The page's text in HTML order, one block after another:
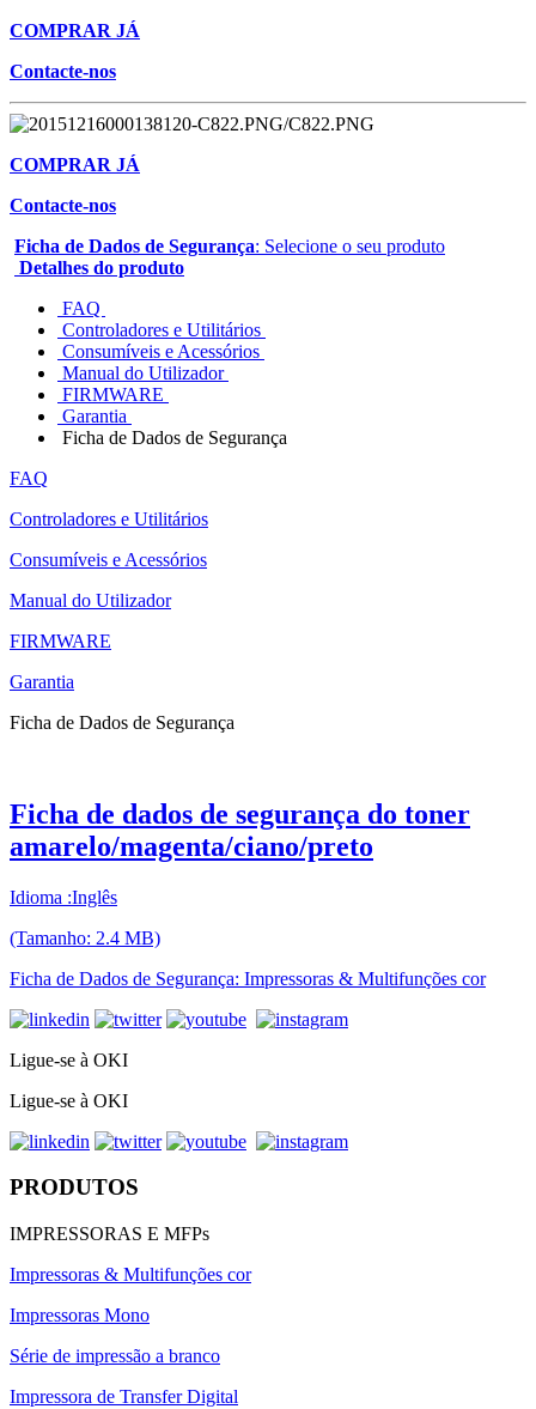
COMPRAR JÁ
Contacte-nos
COMPRAR JÁ
Contacte-nos
Ficha de Dados de Segurança: Selecione o seu produto
Detalhes do produto
FAQ
Controladores e Utilitários
Consumíveis e Acessórios
Manual do Utilizador
FIRMWARE
Garantia
Ficha de Dados de Segurança
FAQ
Controladores e Utilitários
Consumíveis e Acessórios
Manual do Utilizador
FIRMWARE
Garantia
Ficha de Dados de Segurança
Ficha de dados de segurança do toner
amarelo/magenta/ciano/preto
Idioma :Inglês
(Tamanho: 2.4 MB)
Ficha de Dados de Segurança: Impressoras & Multifunções cor
Ligue-se à OKI
Ligue-se à OKI
PRODUTOS
IMPRESSORAS E MFPs
Impressoras & Multifunções cor
Impressoras Mono
Série de impressão a branco
Impressora de Transfer Digital